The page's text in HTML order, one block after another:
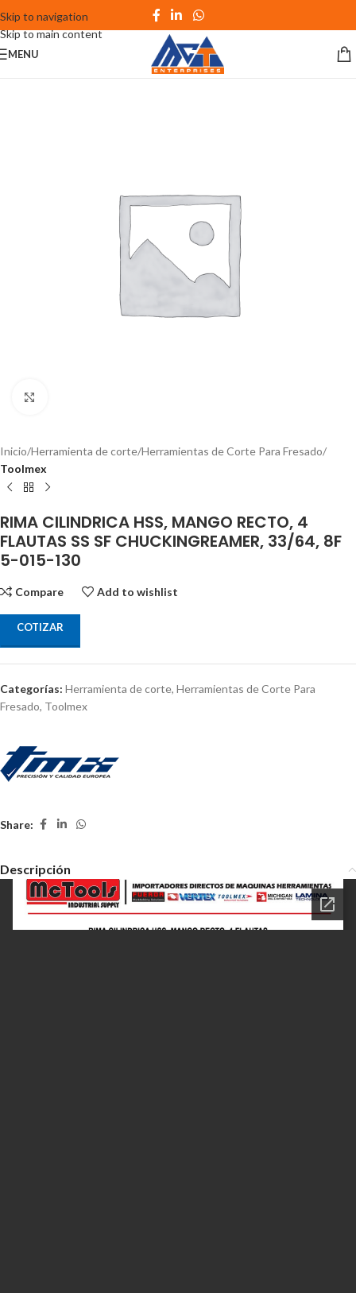
Skip to navigation
Skip to main content
MENU
Inicio Herramienta de corte Herramientas de Corte Para Fresado
Toolmex
RIMA CILINDRICA HSS, MANGO RECTO, 4
FLAUTAS SS SF CHUCKINGREAMER, 33/64, 8F
5-015-130
Compare Add to wishlist
COTIZAR
Categorías: Herramienta de corte, Herramientas de Corte Para
Fresado, Toolmex
Share:
Descripción